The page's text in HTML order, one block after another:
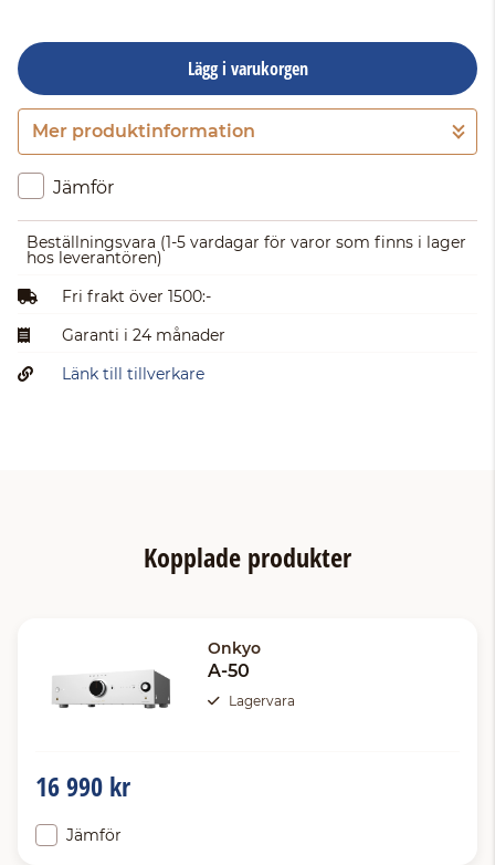
Lägg i varukorgen
Gå till kassan
Mer produktinformation
Jämför
Beställningsvara (1-5 vardagar för varor som finns i lager
hos leverantören)
Fri frakt över 1500:-
Garanti i 24 månader
Länk till tillverkare
Kopplade produkter
Onkyo
A-50
Lagervara
16 990 kr
Jämför